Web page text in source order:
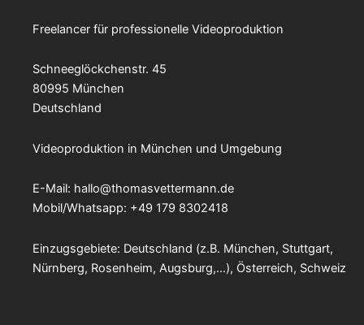
Freelancer für professionelle Videoproduktion
Schneeglöckchenstr. 45
80995 München
Deutschland
Videoproduktion in München und Umgebung
E-Mail: hallo@thomasvettermann.de
Mobil/Whatsapp: +49 179 8302418
Einzugsgebiete: Deutschland (z.B. München, Stuttgart,
Nürnberg, Rosenheim, Augsburg,…), Österreich, Schweiz